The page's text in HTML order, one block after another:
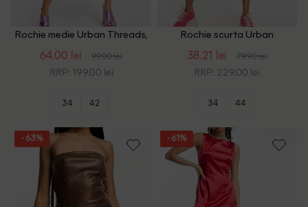
Rochie medie Urban Threads,
64.00 lei 99.00 lei
RRP: 199.00 lei
34 42
Rochie scurta Urban
38.21 lei 79.90 lei
RRP: 229.00 lei
34 44
- 63% - 61%